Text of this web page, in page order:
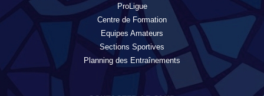
ProLigue
Centre de Formation
Equipes Amateurs
Sections Sportives
Planning des Entraînements